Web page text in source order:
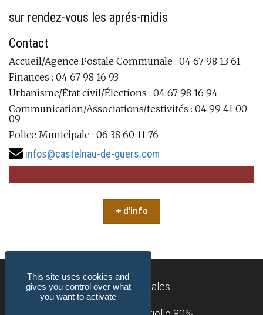
sur rendez-vous les aprés-midis
Contact
Accueil/Agence Postale Communale : 04 67 98 13 61
Finances : 04 67 98 16 93
Urbanisme/État civil/Élections : 04 67 98 16 94
Communication/Associations/festivités : 04 99 41 00
09
Police Municipale : 06 38 60 11 76
infos@castelnau-de-guers.com
+ d'info
Mentions légales
This site uses cookies and
gives you control over what
you want to activate